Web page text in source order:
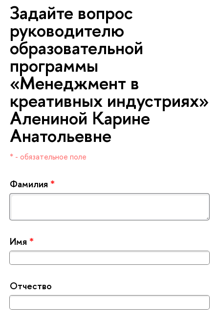
Задайте вопрос
руководителю
образовательной
программы
«Менеджмент
креативных индустриях»
Алениной Карине
Анатольевне
* - обязательное поле
Фамилия *
Имя *
Отчество